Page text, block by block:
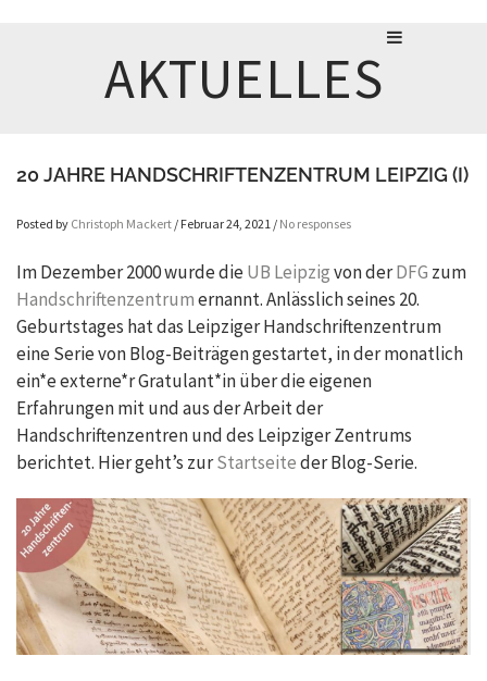
AKTUELLES
20 JAHRE HANDSCHRIFTENZENTRUM LEIPZIG (I)
Posted by Christoph Mackert / Februar 24, 2021 / No responses
Im Dezember 2000 wurde dieUB Leipzigvon derDFG zum
Handschriftenzentrumernannt. Anlässlich seines 20.
Geburtstages hat das Leipziger Handschriftenzentrum
eine Serie von Blog-Beiträgen gestartet, in der monatlich
ein*e externe*r Gratulant*in über die eigenen
Erfahrungen mit und aus der Arbeit der
Handschriftenzentren und des Leipziger Zentrums
berichtet. Hier geht’s zurStartseiteder Blog-Serie.